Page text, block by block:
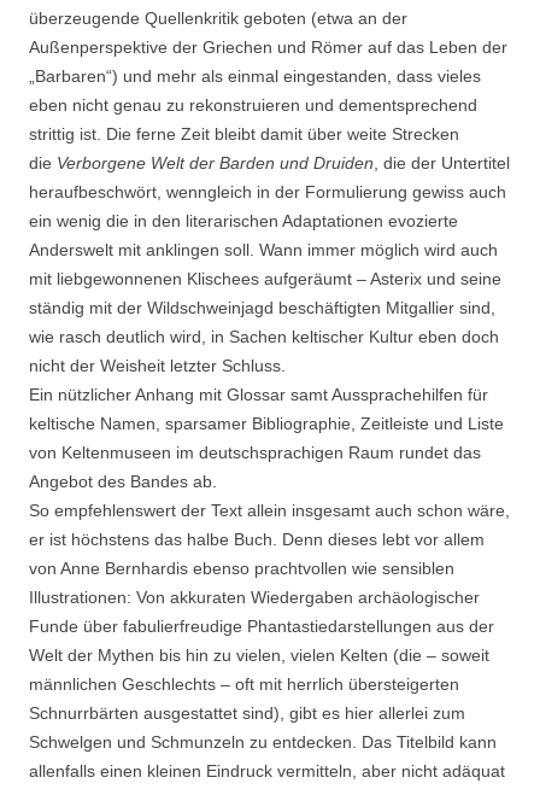
überzeugende Quellenkritik geboten (etwa an der
Außenperspektive der Griechen und Römer auf das Leben der
„Barbaren“) und mehr als einmal eingestanden, dass vieles
eben nicht genau zu rekonstruieren und dementsprechend
strittig ist. Die ferne Zeit bleibt damit über weite Strecken
die Verborgene Welt der Barden und Druiden , die der Untertitel
heraufbeschwört, wenngleich in der Formulierung gewiss auch
ein wenig die in den literarischen Adaptationen evozierte
Anderswelt mit anklingen soll. Wann immer möglich wird auch
mit liebgewonnenen Klischees aufgeräumt – Asterix und seine
ständig mit der Wildschweinjagd beschäftigten Mitgallier sind,
wie rasch deutlich wird, in Sachen keltischer Kultur eben doch
nicht der Weisheit letzter Schluss.
Ein nützlicher Anhang mit Glossar samt Aussprachehilfen für
keltische Namen, sparsamer Bibliographie, Zeitleiste und Liste
von Keltenmuseen im deutschsprachigen Raum rundet das
Angebot des Bandes ab.
So empfehlenswert der Text allein insgesamt auch schon wäre,
er ist höchstens das halbe Buch. Denn dieses lebt vor allem
von Anne Bernhardis ebenso prachtvollen wie sensiblen
Illustrationen: Von akkuraten Wiedergaben archäologischer
Funde über fabulierfreudige Phantastiedarstellungen aus der
Welt der Mythen bis hin zu vielen, vielen Kelten (die – soweit
männlichen Geschlechts – oft mit herrlich übersteigerten
Schnurrbärten ausgestattet sind), gibt es hier allerlei zum
Schwelgen und Schmunzeln zu entdecken. Das Titelbild kann
allenfalls einen kleinen Eindruck vermitteln, aber nicht adäquat